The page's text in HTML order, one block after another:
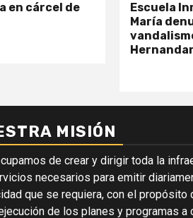
en cárcel de
Escuela
María
MISIÓN
de crear y dirigir toda la
necesarios para emitir
que se requiera, con el propósito
de los planes y programas a